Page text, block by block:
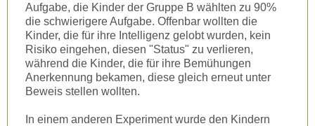
Aufgabe, die Kinder der Gruppe B wählten zu 90%
die schwierigere Aufgabe. Offenbar wollten die
Kinder, die für ihre Intelligenz gelobt wurden, kein
Risiko eingehen, diesen "Status" zu verlieren,
während die Kinder, die für ihre Bemühungen
Anerkennung bekamen, diese gleich erneut unter
Beweis stellen wollten.
In einem anderen Experiment wurde den Kindern